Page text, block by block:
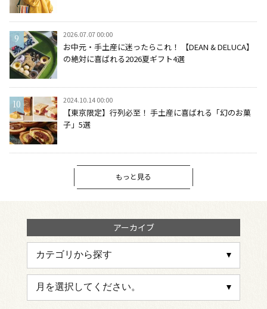
2026.07.07 00:00
お中元・手土産に迷ったらこれ！ 【DEAN & DELUCA】
の絶対に喜ばれる2026夏ギフト4選
2024.10.14 00:00
【東京限定】行列必至！ 手土産に喜ばれる「幻のお菓
子」5選
もっと見る
アーカイブ